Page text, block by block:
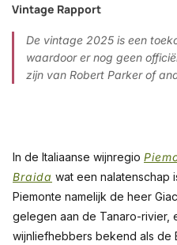
Vintage Rapport
De vintage 2025 is een
waardoor er nog geen
zijn van Robert Parker of
In de Italiaanse wijnregio
Braida wat een nalatenschap
Piemonte namelijk de heer
gelegen aan de Tanaro-rivier,
wijnliefhebbers bekend als de